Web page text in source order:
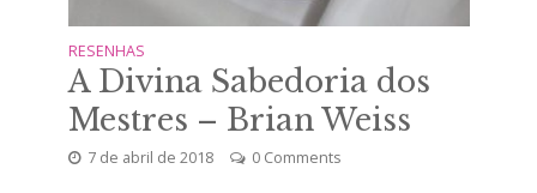
RESENHAS
A Divina Sabedoria dos
Mestres – Brian Weiss
7 de abril de 2018 0 Comments